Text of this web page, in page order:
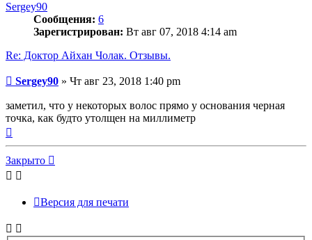
Sergey90
Сообщения: 6
Зарегистрирован: Вт авг 07, 2018 4:14 am
Re: Доктор Айхан Чолак. Отзывы.
Сообщение
Sergey90 » Чт авг 23, 2018 1:40 pm
заметил, что у некоторых волос прямо у основания черная
точка, как будто утолщен на миллиметр
Закрыто
Версия для печати